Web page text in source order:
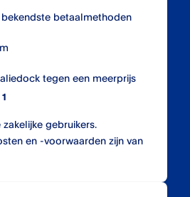
betaalmethoden
tegen een meerprijs
gebruikers.
en -voorwaarden zijn van